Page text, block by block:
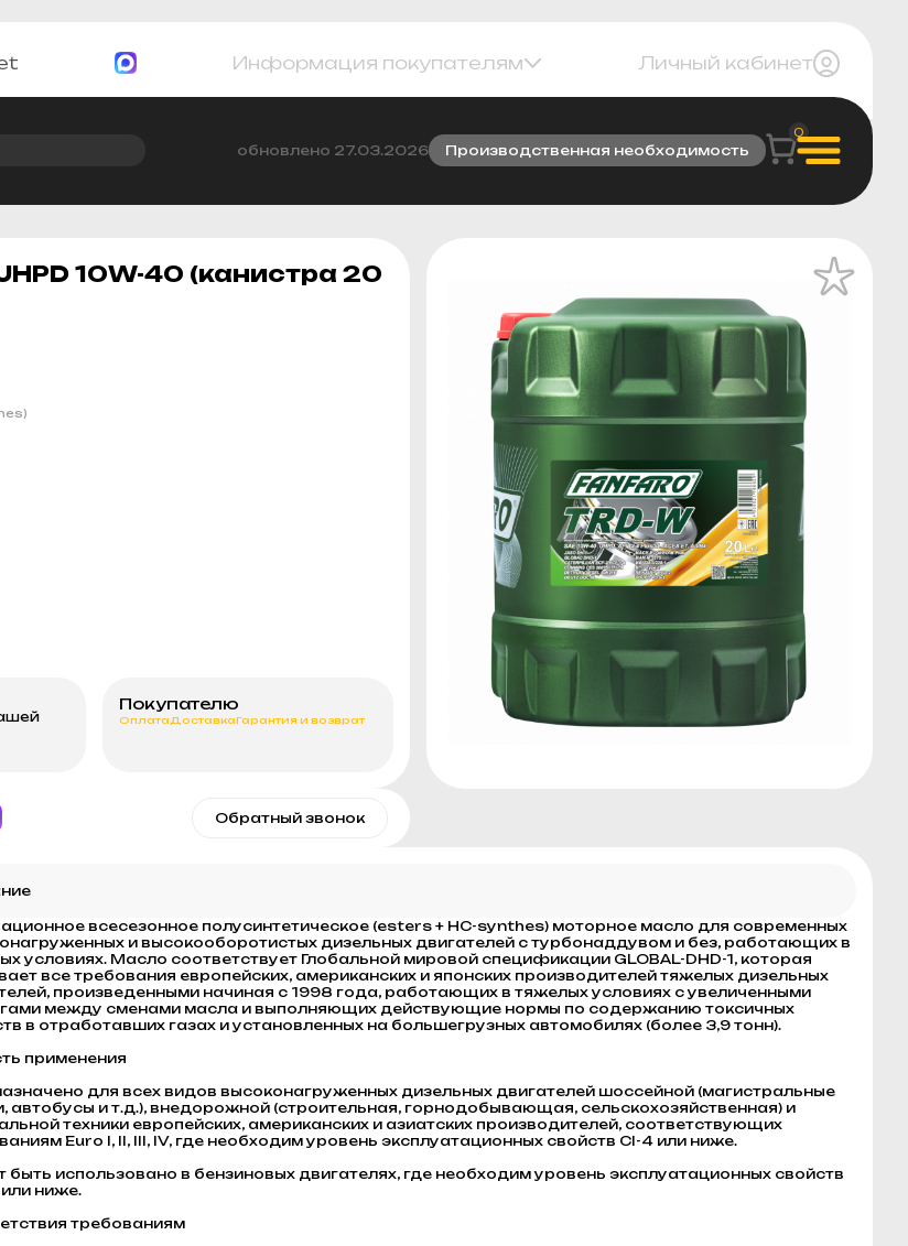
Информация покупателям Личный кабинет
обновлено 27.03.2026 Производственная необходимость
0
10W-40 (канистра 20
Покупателю
Оплата ДоставкаГарантия и возврат
Обратный звонок
всесезонное полусинтетическое (esters + HC-synthes) моторное масло для современных
и высокооборотистых дизельных двигателей с турбонаддувом и без, работающих в
условиях. Масло соответствует Глобальной мировой спецификации GLOBAL-DHD-1, которая
все требования европейских, американских и японских производителей тяжелых дизельных
произведенными начиная с 1998 года, работающих в тяжелых условиях с увеличенными
между сменами масла и выполняющих действующие нормы по содержанию токсичных
в отработавших газах и установленных на большегрузных автомобилях (более 3,9 тонн).
применения
для всех видов высоконагруженных дизельных двигателей шоссейной (магистральные
автобусы и т.д.), внедорожной (строительная, горнодобывающая, сельскохозяйственная) и
техники европейских, американских и азиатских производителей, соответствующих
Euro I, II, III, IV, где необходим уровень эксплуатационных свойств CI-4 или ниже.
использовано в бензиновых двигателях, где необходим уровень эксплуатационных свойств
или ниже.
требованиям